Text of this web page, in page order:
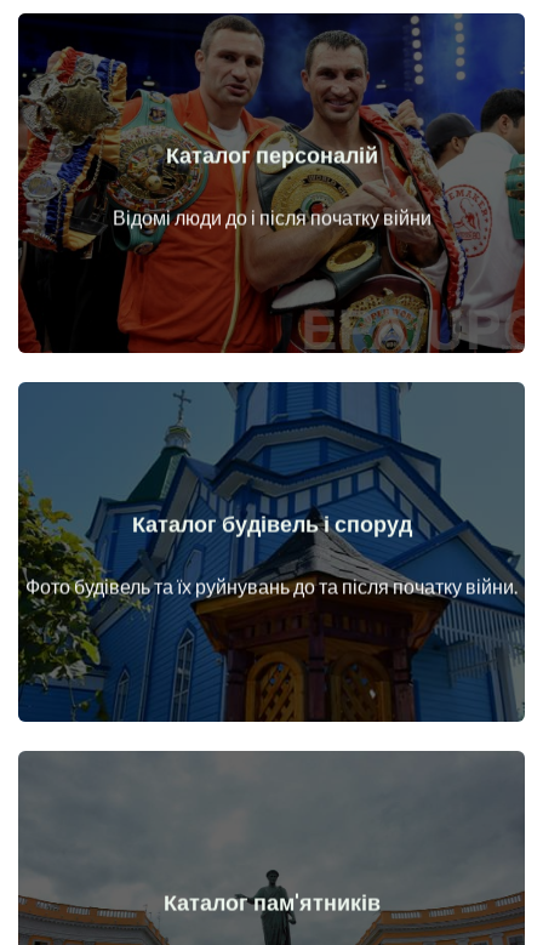
Каталог персоналій
Відомі люди до і після початку війни
Особи до і після початку війни
Докладніше
Каталог будівель і споруд
Фото будівель та їх руйнувань до та після початку війни.
Будинки, споруди, конструкції, об'єкти до та після початку
війни
Докладніше
Каталог пам'ятників
Докладніше